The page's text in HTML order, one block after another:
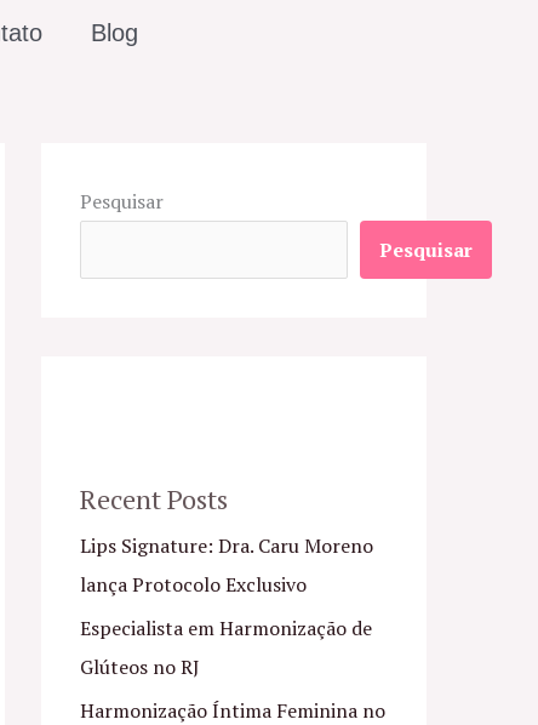
Blog
Pesquisar
Pesquisar
Recent Posts
Lips Signature: Dra. Caru Moreno
lança Protocolo Exclusivo
Especialista em Harmonização de
Glúteos no RJ
Harmonização Íntima Feminina no